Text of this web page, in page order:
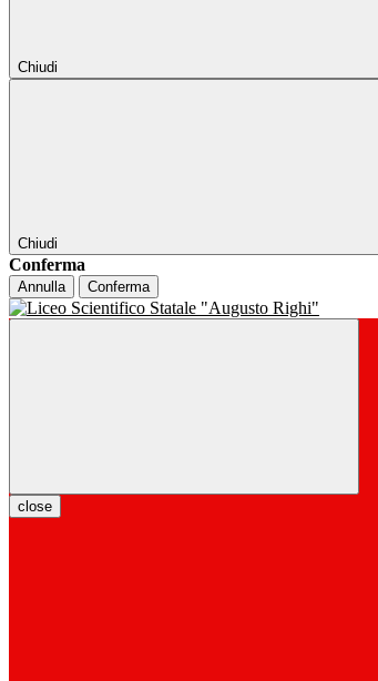
Chiudi
Chiudi
Conferma
Annulla Conferma
close